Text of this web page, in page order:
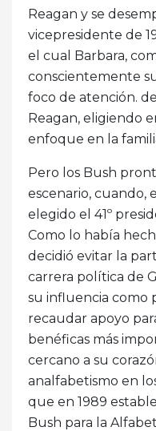
Reagan y se
vicepresidente de
el cual Barbara,
conscientemente
foco de atención.
Reagan, eligiendo
enfoque en la
Pero los Bush
escenario, cuando,
elegido el 41º
Como lo había
decidió evitar la
carrera política de
su influencia como
recaudar apoyo
benéficas más
cercano a su
analfabetismo en
que en 1989
Bush para la